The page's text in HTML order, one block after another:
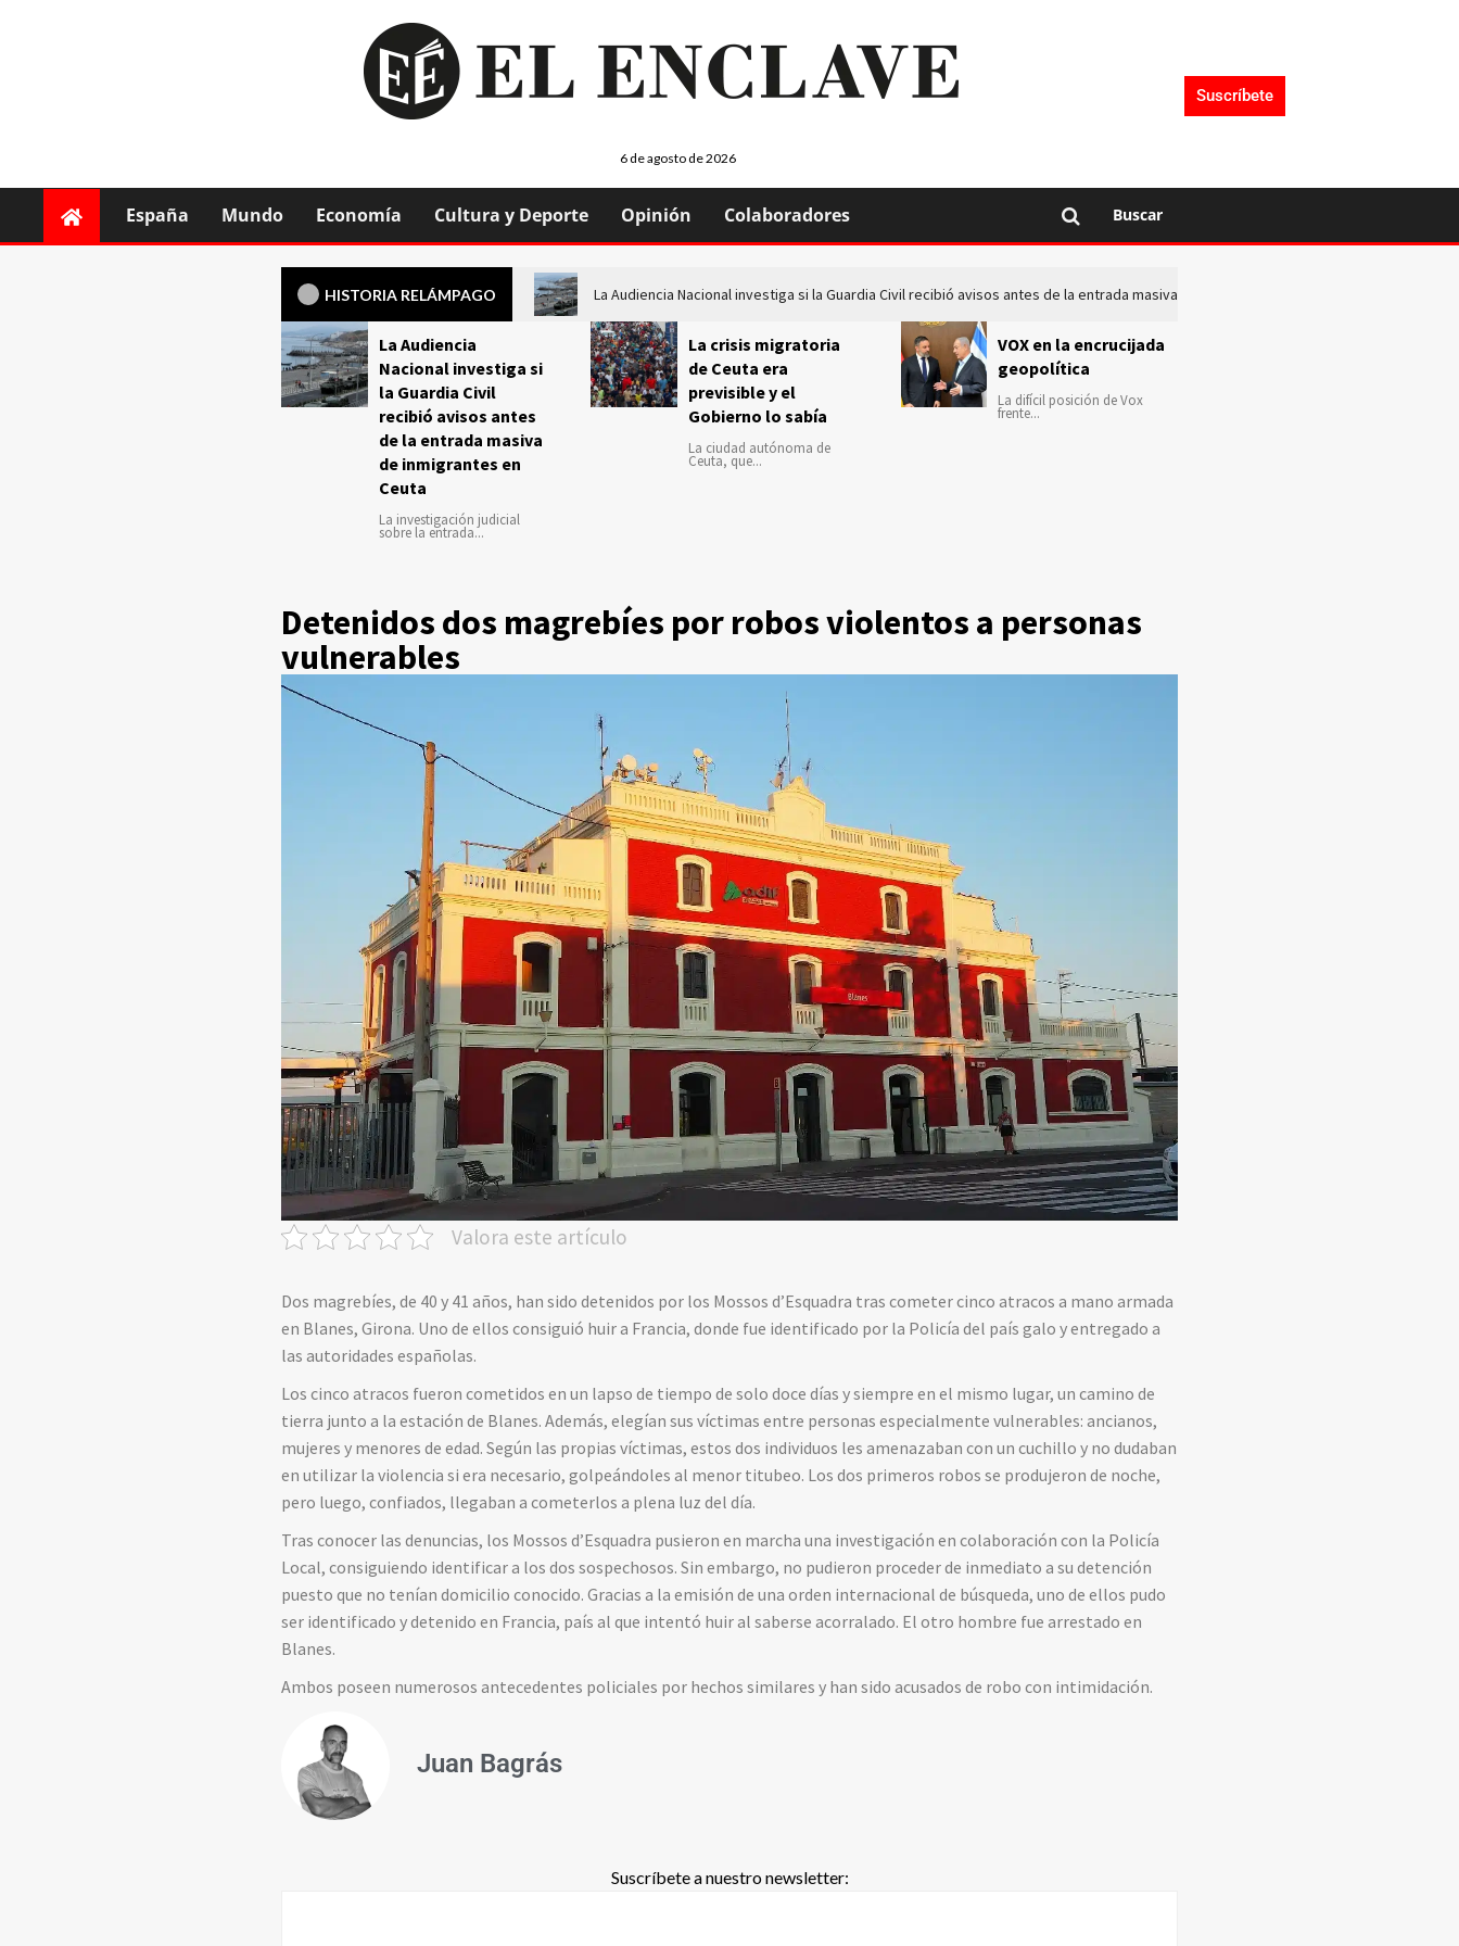
6 de agosto de 2026
Suscríbete
España Mundo Economía Cultura y Deporte Opinión Colaboradores Buscar
HISTORIA RELÁMPAGO La Audiencia Nacional investiga si la Guardia Civil recibió avisos antes de la entrada masiva de inmigrantes en Ceuta
La Audiencia
Nacional investiga si
la Guardia Civil
recibió avisos antes
de la entrada masiva
de inmigrantes en
Ceuta
La investigación judicial
sobre la entrada...
La crisis migratoria
de Ceuta era
previsible y el
Gobierno lo sabía
La ciudad autónoma de
Ceuta, que...
VOX en la encrucijada
geopolítica
La difícil posición de Vox
frente...
Detenidos dos magrebíes por robos violentos a personas
vulnerables
Valora este artículo
Dos magrebíes, de 40 y 41 años, han sido detenidos por los Mossos d’Esquadra tras cometer cinco atracos a mano armada
en Blanes, Girona. Uno de ellos consiguió huir a Francia, donde fue identificado por la Policía del país galo y entregado a
las autoridades españolas.
Los cinco atracos fueron cometidos en un lapso de tiempo de solo doce días y siempre en el mismo lugar, un camino de
tierra junto a la estación de Blanes. Además, elegían sus víctimas entre personas especialmente vulnerables: ancianos,
mujeres y menores de edad. Según las propias víctimas, estos dos individuos les amenazaban con un cuchillo y no dudaban
en utilizar la violencia si era necesario, golpeándoles al menor titubeo. Los dos primeros robos se produjeron de noche,
pero luego, confiados, llegaban a cometerlos a plena luz del día.
Tras conocer las denuncias, los Mossos d’Esquadra pusieron en marcha una investigación en colaboración con la Policía
Local, consiguiendo identificar a los dos sospechosos. Sin embargo, no pudieron proceder de inmediato a su detención
puesto que no tenían domicilio conocido. Gracias a la emisión de una orden internacional de búsqueda, uno de ellos pudo
ser identificado y detenido en Francia, país al que intentó huir al saberse acorralado. El otro hombre fue arrestado en
Blanes.
Ambos poseen numerosos antecedentes policiales por hechos similares y han sido acusados de robo con intimidación.
Juan Bagrás
Suscríbete a nuestro newsletter: